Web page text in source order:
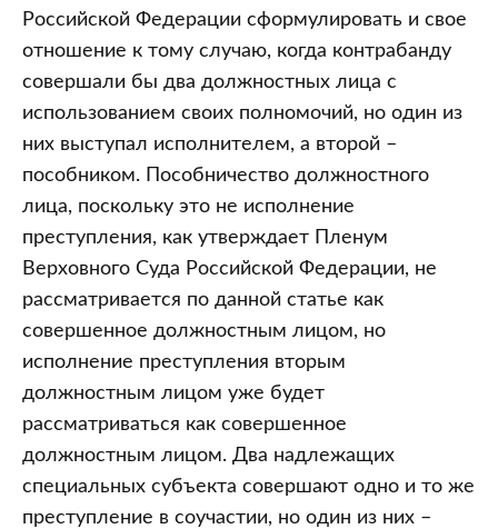
Российской Федерации сформулировать и свое
отношение к тому случаю, когда контрабанду
совершали бы два должностных лица с
использованием своих полномочий, но один из
них выступал исполнителем, а второй –
пособником. Пособничество должностного
лица, поскольку это не исполнение
преступления, как утверждает Пленум
Верховного Суда Российской Федерации, не
рассматривается по данной статье как
совершенное должностным лицом, но
исполнение преступления вторым
должностным лицом уже будет
рассматриваться как совершенное
должностным лицом. Два надлежащих
специальных субъекта совершают одно и то же
преступление в соучастии, но один из них –